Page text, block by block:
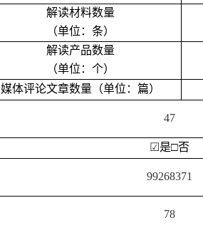
解读材料数量
（单位：条）
解读产品数量
（单位：个）
媒体评论文章数量（单位：篇）
47
☑是□否
99268371
78